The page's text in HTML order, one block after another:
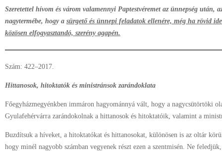
Szeretettel hívom és várom valamennyi Paptestvéremet az ünnepség után,
nagytermébe, hogy a sürgető és ünnepi feladatok ellenére, még ha rövid
közösen elfogyasztandó, szerény agapén.
Szám: 422–2017.
Hittanosok, hitoktatók és ministránsok zarándoklata
Főegyházmegyénkben immáron hagyománnyá vált, hogy a nagycsütörtöki
Gyulafehérvárra zarándokolnak a hittanosok és hitoktatóik, valamint a
Buzdítsuk a híveket, a hitoktatókat és hittanosokat, különösen is az oltár
hogy minél nagyobb számban vegyenek részt ezen a szentmisén. Ne